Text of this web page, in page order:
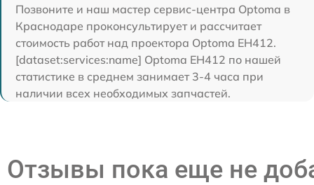
Позвоните и наш мастер сервис-центра Optoma в
Краснодаре проконсультирует и рассчитает
стоимость работ над проектора Optoma EH412.
[dataset:services:name] Optoma EH412 по нашей
статистике в среднем занимает 3-4 часа при
наличии всех необходимых запчастей.
Отзывы пока еще не